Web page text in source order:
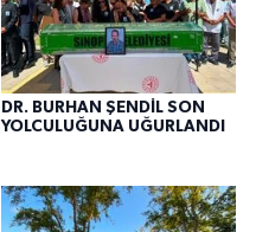
DR. BURHAN ŞENDİL SON
YOLCULUĞUNA UĞURLANDI